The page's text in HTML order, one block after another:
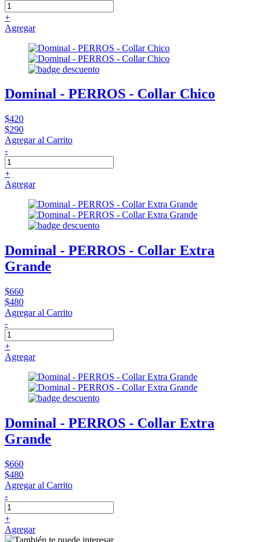
+
Agregar
Dominal - PERROS - Collar Chico
$420
$290
Agregar al Carrito
-
+
Agregar
Dominal - PERROS - Collar Extra
Grande
$660
$480
Agregar al Carrito
-
+
Agregar
Dominal - PERROS - Collar Extra
Grande
$660
$480
Agregar al Carrito
-
+
Agregar